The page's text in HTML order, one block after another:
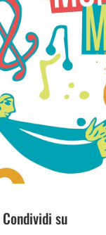
Condividi su